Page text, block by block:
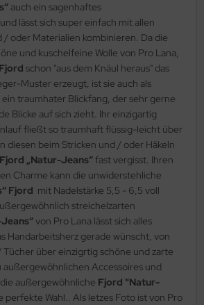
auch ein sagenhaftes
lässt sich super einfach mit allen
/ oder Materialien kombinieren. Da die
und kuschelfeine Wolle von Pro Lana,
schon "aus dem Knäul heraus" das
Muster erzeugt, ist sie auch als
traumhater Blickfang, der sehr gerne
Blicke auf sich zieht. Ihr einzigartig
fließt so traumhaft flüssig-leicht über
diesen beim Stricken und / oder Häkeln
Fjord „Natur-Jeans“fast vergisst. Ihren
Charme kann die unwiderstehliche
Fjord mit Nadelstärke 5,5 - 6,5 voll
streichelzarten
von Pro Lana lässt sich alles
Handarbeitsherz gerade wünscht, von
Tücher über einzigrtig schöne und zarte
außergewöhnlichen Accessoires und
außergewöhnliche Fjord "Natur-
perfekte Wahl.. Als letzes Foto ist von Pro